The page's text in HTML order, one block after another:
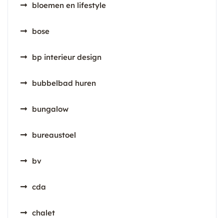
bloemen en lifestyle
bose
bp interieur design
bubbelbad huren
bungalow
bureaustoel
bv
cda
chalet